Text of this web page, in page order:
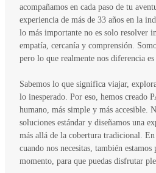
acompañamos en cada paso de tu
experiencia de más de 33 años en la
lo más importante no es solo resolver
empatía, cercanía y comprensión.
pero lo que realmente nos diferencia
Sabemos lo que significa viajar,
lo inesperado. Por eso, hemos creado
humano, más simple y más accesible.
soluciones estándar y diseñamos una
más allá de la cobertura tradicional.
cuando nos necesitas, también
momento, para que puedas disfrutar